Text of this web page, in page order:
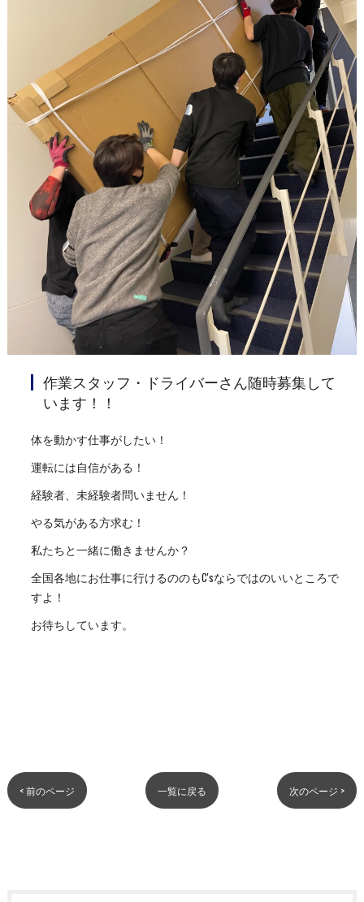
作業スタッフ・ドライバーさん随時募集して
います！！
体を動かす仕事がしたい！
運転には自信がある！
経験者、未経験者問いません！
やる気がある方求む！
私たちと一緒に働きませんか？
全国各地にお仕事に行けるののもC'sならではのいいところで
すよ！
お待ちしています。
< 前のページ 一覧に戻る 次のページ >